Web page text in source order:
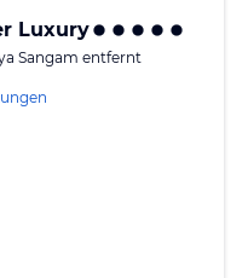
Luxury
Sangam entfernt